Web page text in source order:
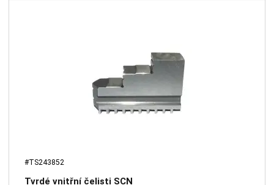
#TS243852
Tvrdé vnitřní čelisti SCN